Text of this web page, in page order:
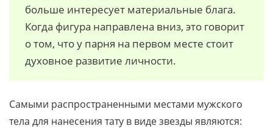
больше интересует материальные блага.
Когда фигура направлена вниз, это говорит
о том, что у парня на первом месте стоит
духовное развитие личности.
Самыми распространенными местами мужского
тела для нанесения тату в виде звезды являются: